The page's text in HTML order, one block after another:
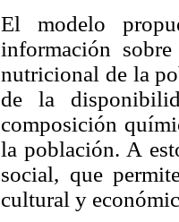
El modelo
información
nutricional de la
de la
composición
la población. A
social, que
cultural y